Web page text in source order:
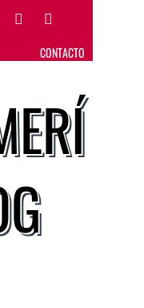
CONTACTO